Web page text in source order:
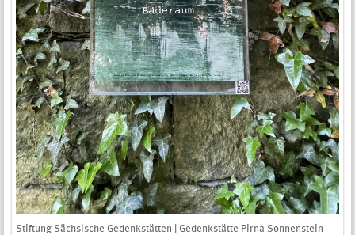
Stiftung Sächsische Gedenkstätten | Gedenkstätte Pirna-Sonnenstein